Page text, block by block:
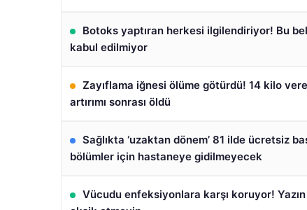
Botoks yaptıran herkesi ilgilendiriyor! Bu
kabul edilmiyor
Zayıflama iğnesi ölüme götürdü! 14 kilo
artırımı sonrası öldü
Sağlıkta ‘uzaktan dönem’ 81 ilde ücretsiz
bölümler için hastaneye gidilmeyecek
Vücudu enfeksiyonlara karşı koruyor!